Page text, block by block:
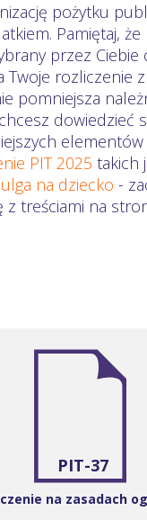
pożytku
Pamiętaj, że
przez
Twoje rozliczenie
pomniejsza
dowiedzieć
PIT 2025 takich
ulga na dziecko -
z treściami na
PIT-37
na zasadach